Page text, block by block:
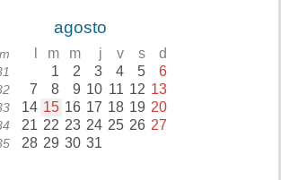
agosto
m m j v s d
1 2 3 4 5 6
7 8 9 10 11 12 13
14 15 16 17 18 19 20
21 22 23 24 25 26 27
28 29 30 31